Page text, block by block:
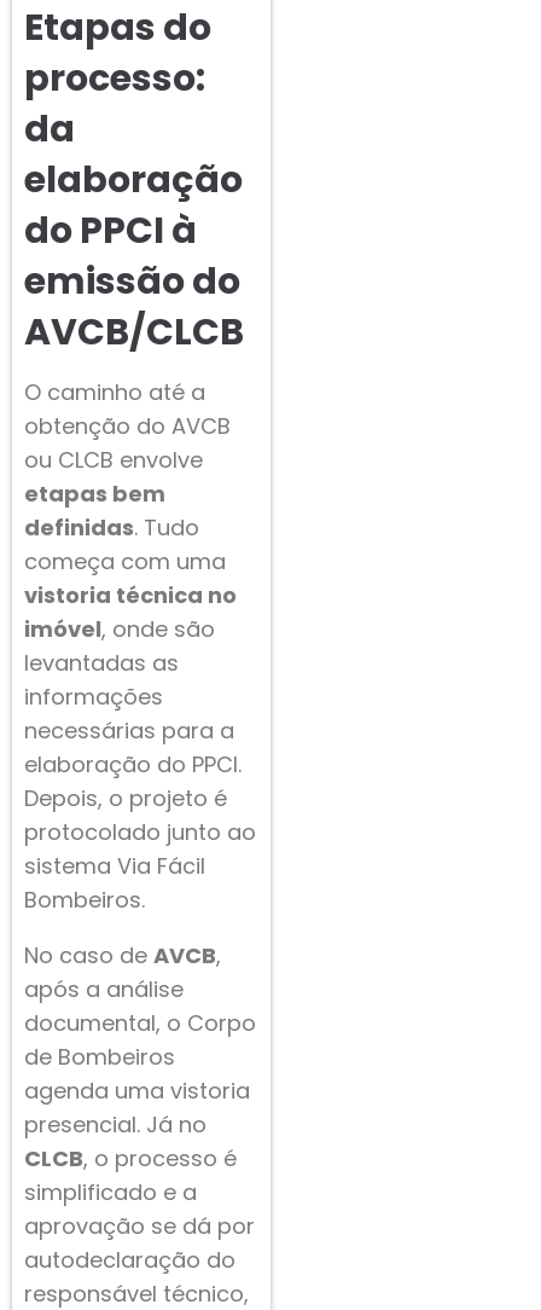
Etapas do
processo:
da
elaboração
do PPCI à
emissão do
AVCB/CLCB
O caminho até a
obtenção do AVCB
ou CLCB envolve
etapas bem
definidas. Tudo
começa com uma
vistoria técnica no
imóvel, onde são
levantadas as
informações
necessárias para a
elaboração do PPCI.
Depois, o projeto é
protocolado junto ao
sistema Via Fácil
Bombeiros.
No caso de AVCB,
após a análise
documental, o Corpo
de Bombeiros
agenda uma vistoria
presencial. Já no
CLCB, o processo é
simplificado e a
aprovação se dá por
autodeclaração do
responsável técnico,